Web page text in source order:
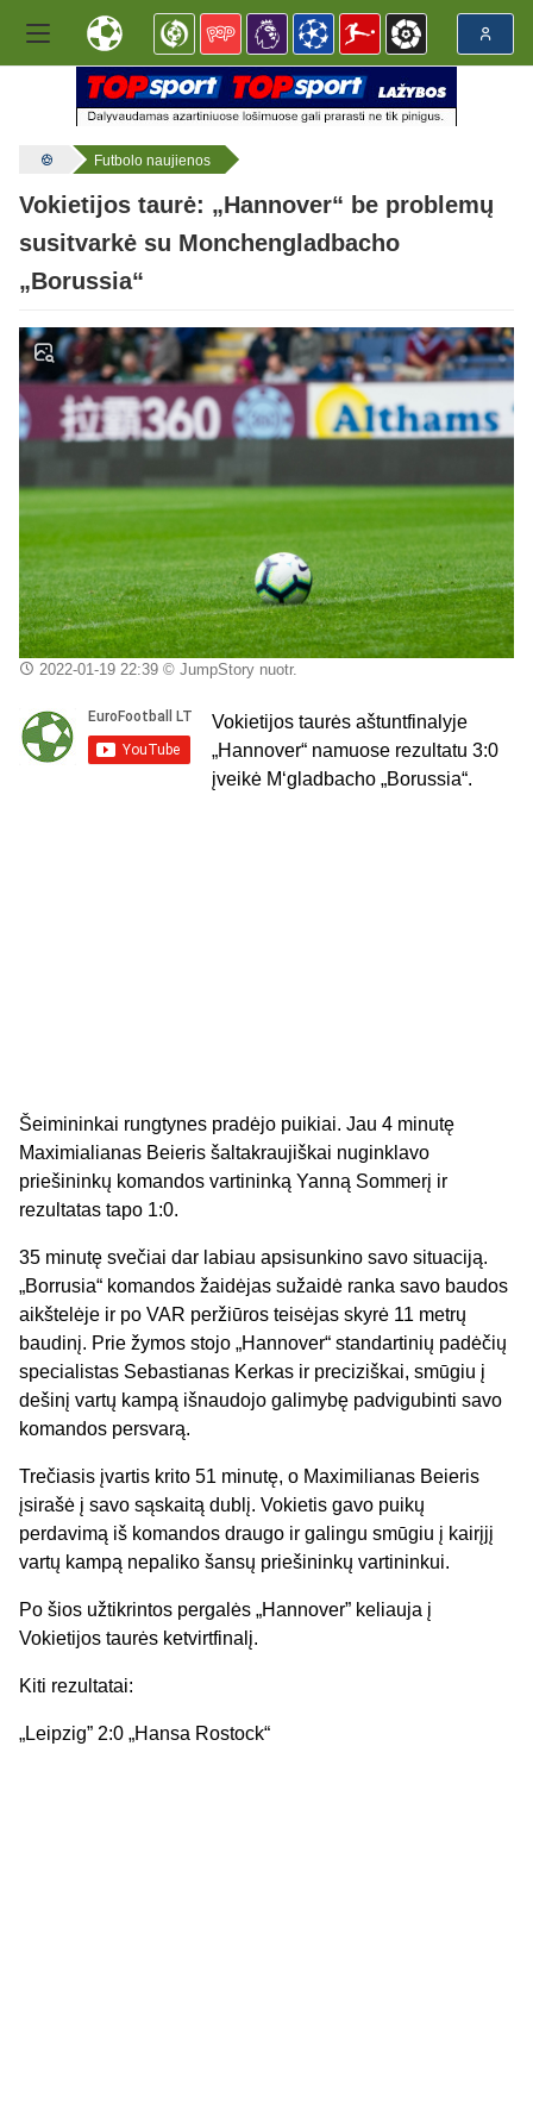
Futbolo naujienos
Vokietijos taurė: „Hannover“ be problemų
susitvarkė su Monchengladbacho
„Borussia“
2022-01-19 22:39© JumpStory nuotr.
Vokietijos taurės aštuntfinalyje
„Hannover“ namuose rezultatu 3:0
įveikė M‘gladbacho „Borussia“.
Šeimininkai rungtynes pradėjo puikiai. Jau 4 minutę
Maximialianas Beieris šaltakraujiškai nuginklavo
priešininkų komandos vartininką Yanną Sommerį ir
rezultatas tapo 1:0.
35 minutę svečiai dar labiau apsisunkino savo situaciją.
„Borrusia“ komandos žaidėjas sužaidė ranka savo baudos
aikštelėje ir po VAR peržiūros teisėjas skyrė 11 metrų
baudinį. Prie žymos stojo „Hannover“ standartinių padėčių
specialistas Sebastianas Kerkas ir preciziškai, smūgiu į
dešinį vartų kampą išnaudojo galimybę padvigubinti savo
komandos persvarą.
Trečiasis įvartis krito 51 minutę, o Maximilianas Beieris
įsirašė į savo sąskaitą dublį. Vokietis gavo puikų
perdavimą iš komandos draugo ir galingu smūgiu į kairįjį
vartų kampą nepaliko šansų priešininkų vartininkui.
Po šios užtikrintos pergalės „Hannover” keliauja į
Vokietijos taurės ketvirtfinalį.
Kiti rezultatai:
„Leipzig” 2:0 „Hansa Rostock“